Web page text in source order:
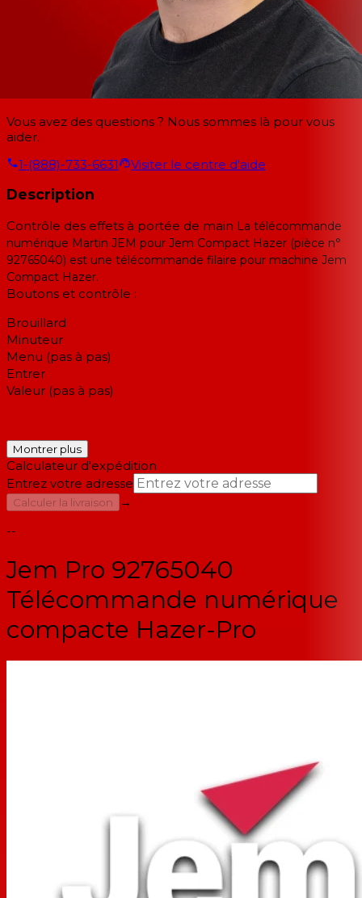
Vous avez des questions ? Nous sommes là pour vous
aider.
1-(888)-733-6631
Visiter le centre d'aide
Description
Contrôle des effets à portée de main La télécommande
numérique Martin JEM pour Jem Compact Hazer (pièce n°
92765040) est une télécommande filaire pour machine Jem
Compact Hazer.
Boutons et contrôle :
Brouillard
Minuteur
Menu (pas à pas)
Entrer
Valeur (pas à pas)
Montrer plus
Calculateur d'expédition
Entrez votre adresse
Calculer la livraison
→
--
Jem Pro 92765040
Télécommande numérique
compacte Hazer-Pro